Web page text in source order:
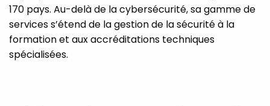
170 pays. Au-delà de la cybersécurité, sa gamme de
services s’étend de la gestion de la sécurité à la
formation et aux accréditations techniques
spécialisées.